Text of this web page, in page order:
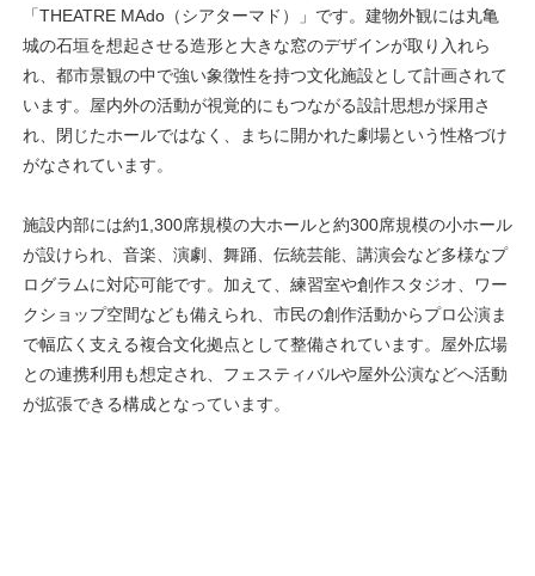
「THEATRE MAdo（シアターマド）」です。建物外観には丸亀
城の石垣を想起させる造形と大きな窓のデザインが取り入れら
れ、都市景観の中で強い象徴性を持つ文化施設として計画されて
います。屋内外の活動が視覚的にもつながる設計思想が採用さ
れ、閉じたホールではなく、まちに開かれた劇場という性格づけ
がなされています。
施設内部には約1,300席規模の大ホールと約300席規模の小ホール
が設けられ、音楽、演劇、舞踊、伝統芸能、講演会など多様なプ
ログラムに対応可能です。加えて、練習室や創作スタジオ、ワー
クショップ空間なども備えられ、市民の創作活動からプロ公演ま
で幅広く支える複合文化拠点として整備されています。屋外広場
との連携利用も想定され、フェスティバルや屋外公演などへ活動
が拡張できる構成となっています。